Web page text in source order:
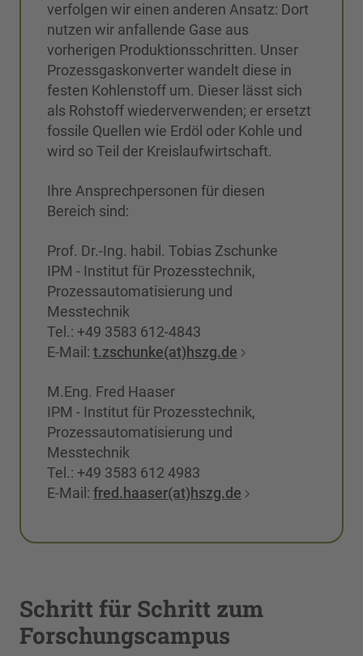
verfolgen wir einen anderen Ansatz: Dort
nutzen wir anfallende Gase aus
vorherigen Produktionsschritten. Unser
Prozessgaskonverter wandelt diese in
festen Kohlenstoff um. Dieser lässt sich
als Rohstoff wiederverwenden; er ersetzt
fossile Quellen wie Erdöl oder Kohle und
wird so Teil der Kreislaufwirtschaft.
Ihre Ansprechpersonen für diesen
Bereich sind:
Prof. Dr.-Ing. habil. Tobias Zschunke
IPM - Institut für Prozesstechnik,
Prozessautomatisierung und
Messtechnik
Tel.: +49 3583 612-4843
E-Mail: t.zschunke(at)hszg.de
M.Eng. Fred Haaser
IPM - Institut für Prozesstechnik,
Prozessautomatisierung und
Messtechnik
Tel.: +49 3583 612 4983
E-Mail: fred.haaser(at)hszg.de
Schritt für Schritt zum
Forschungscampus